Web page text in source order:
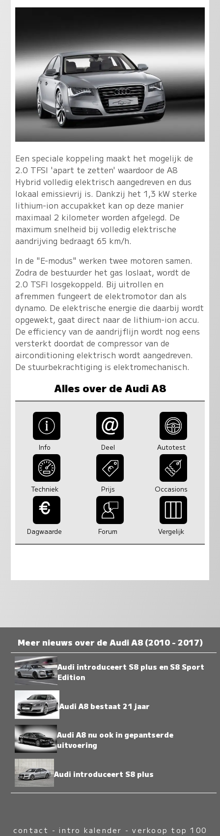
Een speciale koppeling maakt het mogelijk de
2.0 TFSI 'apart te zetten' waardoor de A8
Hybrid volledig elektrisch aangedreven en dus
lokaal emissievrij is. Dankzij het 1,3 kW sterke
lithium-ion accupakket kan op deze manier
maximaal 2 kilometer worden afgelegd. De
maximum snelheid bij volledig elektrische
aandrijving bedraagt 65 km/h.
In de "E-modus" werken twee motoren samen.
Zodra de bestuurder het gas loslaat, wordt de
2.0 TSFI losgekoppeld. Bij uitrollen en
afremmen fungeert de elektromotor dan als
dynamo. De elektrische energie die daarbij wordt
opgewekt, gaat direct naar de lithium-ion accu.
De efficiency van de aandrijflijn wordt nog eens
versterkt doordat de compressor van de
airconditioning elektrisch wordt aangedreven.
De stuurbekrachtiging is elektromechanisch.
Alles over de Audi A8
Info Deel Autotest
Techniek Prijs Occasions
Dagwaarde Forum Vergelijk
Meer nieuws over de Audi A8 (2010 - 2017)
Audi introduceert S8 plus en S8 Sport
Edition
Audi A8 bestaat 21 jaar
Audi A8 nu ook in gepantserde
uitvoering
Audi introduceert S8 plus
contact -intro kalender -verkoop top 100